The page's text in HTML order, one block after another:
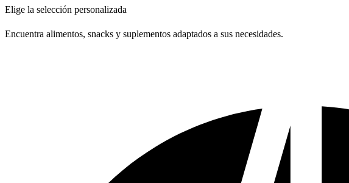
Elige la selección personalizada
Encuentra alimentos, snacks y suplementos adaptados a sus necesidades.